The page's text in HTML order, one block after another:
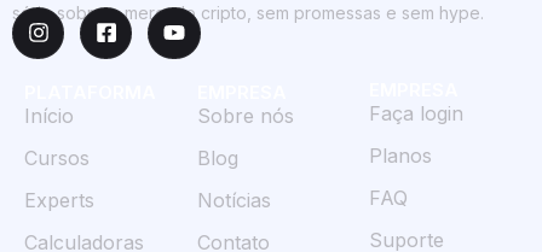
sério sobre o mercado cripto, sem promessas e sem hype.
Início
Cursos
Experts
Calculadoras
Sobre nós
Blog
Notícias
Contato
Faça login
Planos
FAQ
Suporte